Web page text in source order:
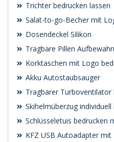
Trichter bedrucken lassen
Salat-to-go-Becher mit
Dosendeckel Silikon
Tragbare Pillen
Korktaschen mit Logo
Akku Autostaubsauger
Tragbarer Turboventilator
Skihelmüberzug
Schlüsseletuis bedrucken
KFZ USB Autoadapter